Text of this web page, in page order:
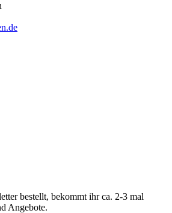
bestellt, bekommt ihr ca. 2-3 mal
Angebote.